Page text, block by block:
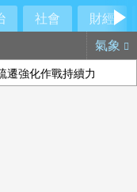
社會
財經
氣象
強化作戰持續力